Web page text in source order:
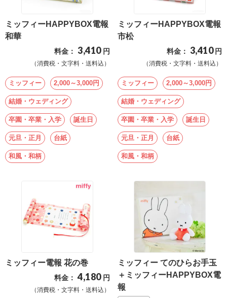
ミッフィーHAPPYBOX電報
和華
料金： 3,410 円
（消費税・文字料・送料込）
ミッフィー 2,000～3,000円
結婚・ウェディング
卒園・卒業・入学 誕生日
元旦・正月 台紙
和風・和柄
ミッフィーHAPPYBOX電報
市松
料金： 3,410 円
（消費税・文字料・送料込）
ミッフィー 2,000～3,000円
結婚・ウェディング
卒園・卒業・入学 誕生日
元旦・正月 台紙
和風・和柄
ミッフィー電報 花の巻
料金： 4,180 円
（消費税・文字料・送料込）
ミッフィー てのひらお手玉
＋ミッフィーHAPPYBOX電
報